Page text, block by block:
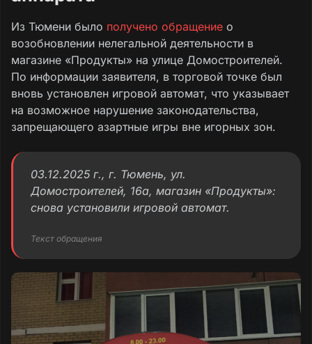
Из Тюмени было получено обращение о
возобновлении нелегальной деятельности в
магазине «Продукты» на улице Домостроителей.
По информации заявителя, в торговой точке был
вновь установлен игровой автомат, что указывает
на возможное нарушение законодательства,
запрещающего азартные игры вне игорных зон.
03.12.2025 г., г. Тюмень, ул.
Домостроителей, 16а, магазин «Продукты»:
снова установили игровой автомат.
Текст обращения